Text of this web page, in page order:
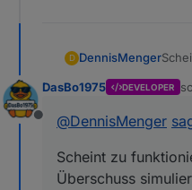
D DennisMenger
Offline
DasBo1975 DEVELOPER
@DennisMenger
Scheint zu
Überschuss